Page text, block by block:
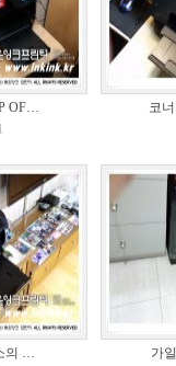
OF…
코
의 …
가